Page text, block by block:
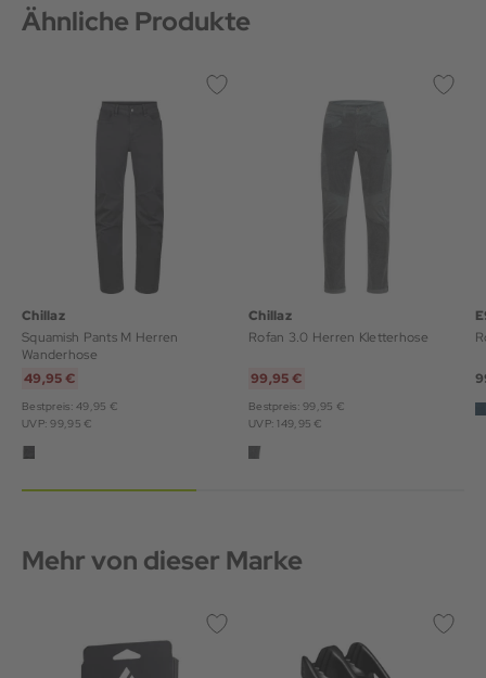
Ähnliche Produkte
Chillaz
Squamish Pants M Herren
Wanderhose
49,95 €
Bestpreis: 49,95 €
UVP: 99,95 €
Chillaz
Rofan 3.0 Herren Kletterhose
99,95 €
Bestpreis: 99,95 €
UVP: 149,95 €
Mehr von dieser Marke